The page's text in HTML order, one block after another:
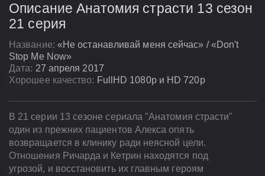
Описание Анатомия страсти 13 сезон
21 серия
Название: «Не останавливай меня сейчас» / «Don't
Stop Me Now»
Дата: 27 апреля 2017
Хорошее качество: FullHD 1080p и HD 720p
В 21 серии 13 сезоне сериала "Анатомия страсти"
один из прежних пациентов Алекса опять
возвращается в клинику ради неясной цели.
Отношения Ричарда и Кетрин находятся под
угрозой, и восстановить их главным героям